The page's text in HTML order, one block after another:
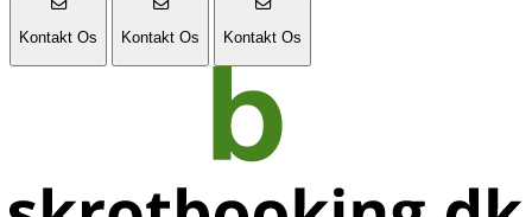
Kontakt Os Kontakt Os Kontakt Os